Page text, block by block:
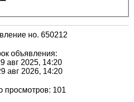
но. 650212
объявления:
авг 2025, 14:20
авг 2026, 14:20
просмотров: 101